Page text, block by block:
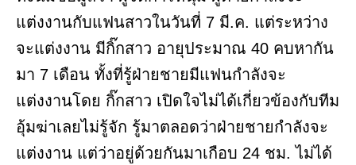
แต่งงานกับแฟนสาวในวันที่ 7 มี.ค. แต่ระหว่าง
จะแต่งงาน มีกิ๊กสาว อายุประมาณ 40 คบหากัน
มา 7 เดือน ทั้งที่รู้ฝ่ายชายมีแฟนกำลังจะ
แต่งงานโดย กิ๊กสาว เปิดใจไม่ได้เกี่ยวข้องกับทีม
อุ้มฆ่าเลยไม่รู้จัก รู้มาตลอดว่าฝ่ายชายกำลังจะ
แต่งงาน แต่ว่าอยู่ด้วยกันมาเกือบ 24 ชม. ไม่ได้